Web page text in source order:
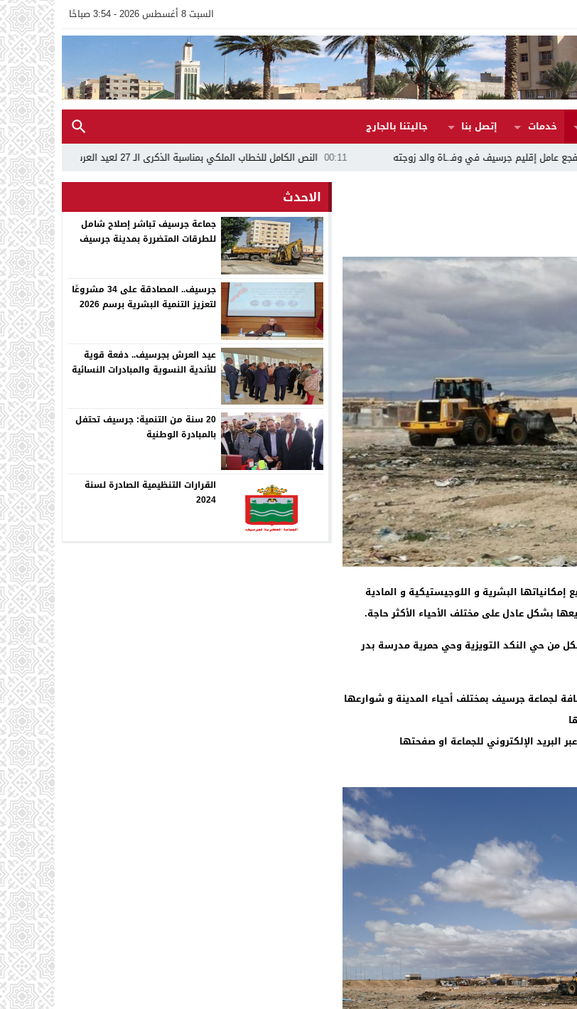
السبت 8 أغسطس 2026 - 3:54 صباحًا
خدمات إتصل بنا
جاليتنا بالجارج
00:11 النص الكامل للخطاب الملكي بمناسبة الذكرى الـ 27 لعيد العرش 00:34 تهنئة عيد العرش المجيد بمناسبة
والد زوجته
البشرية و اللوجيستيكية و المادية
بشكل عادل على مختلف الأحياء الأكثر حاجة.
بعمليات نظافة مهمة بكل من حي النكد التويزية وحي حمرية مدرسة بدر
لجماعة جرسيف بمختلف أحياء المدينة و شوارعها
الإلكتروني للجماعة او صفحتها
الاحدث
جماعة جرسيف تباشر إصلاح شامل
للطرقات المتضررة بمدينة جرسيف
جرسيف.. المصادقة على 34 مشروعًا
لتعزيز التنمية البشرية برسم 2026
عيد العرش بجرسيف.. دفعة قوية
للأندية النسوية والمبادرات النسائية
20 سنة من التنمية: جرسيف تحتفل
بالمبادرة الوطنية
القرارات التنظيمية الصادرة لسنة
2024